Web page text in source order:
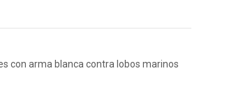
con arma blanca contra lobos marinos